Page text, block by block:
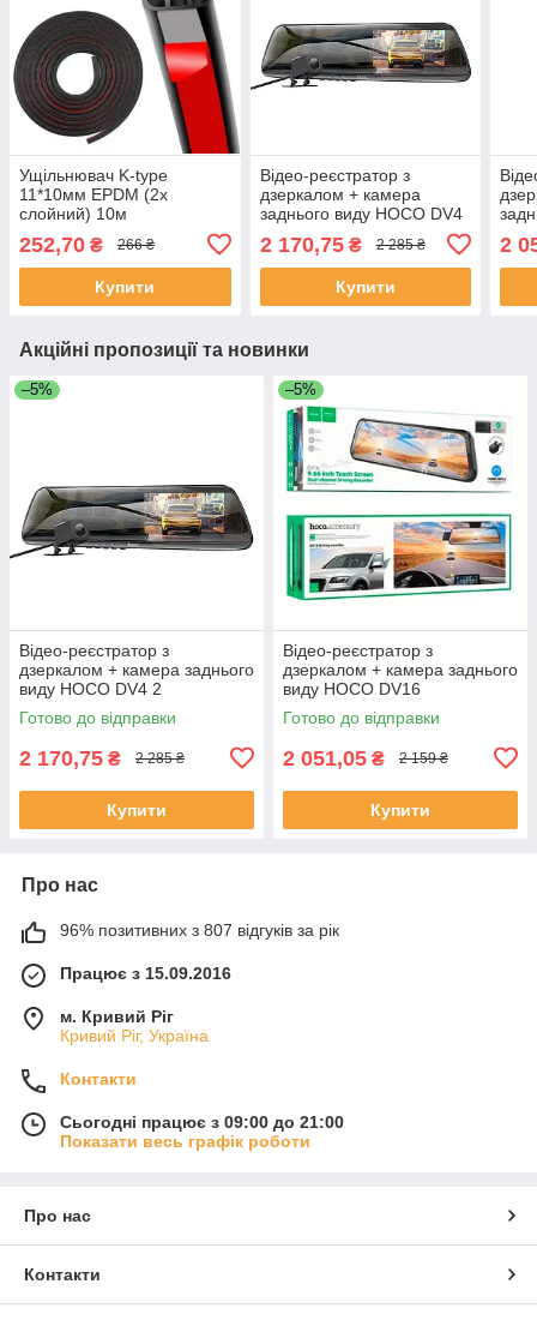
Ущільнювач K-type
11*10мм EPDM (2х
слойний) 10м
252,70 ₴ 266 ₴
Купити
Відео-реєстратор з
дзеркалом + камера
заднього виду HOCO DV4
ГБ/200 мАч/
2 170,75₴ 2 285 ₴
Купити
2
Акційні пропозиції та новинки
–5%
Відео-реєстратор з
дзеркалом + камера заднього
виду HOCO DV4 2
камери/480*854/128 ГБ/200
мАч/
Готово до відправки
2 170,75 ₴ 2 285 ₴
Купити
–5%
Відео-реєстратор з
дзеркалом + камера заднього
виду HOCO DV16
Готово до відправки
2 051,05 ₴ 2 159 ₴
Купити
Про нас
96% позитивних з 807 відгуків за рік
Працює з 15.09.2016
м. Кривий Ріг
Кривий Ріг, Україна
Контакти
Сьогодні працює з 09:00 до 21:00
Показати весь графік роботи
Про нас
Контакти